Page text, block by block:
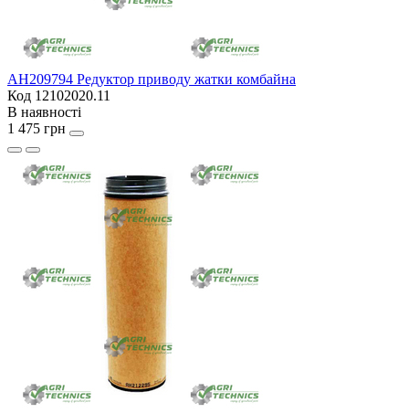
AH209794 Редуктор приводу жатки комбайна
Код 12102020.11
В наявності
1 475 грн